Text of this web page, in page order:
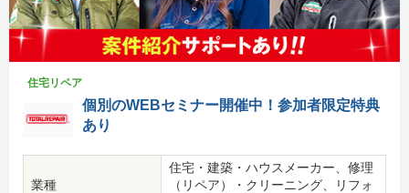
住宅リペア
個別のWEBセミナー開催中！参加者限定特典
あり
業種
住宅・建築・ハウスメーカー、修理
（リペア）・クリーニング、リフォ